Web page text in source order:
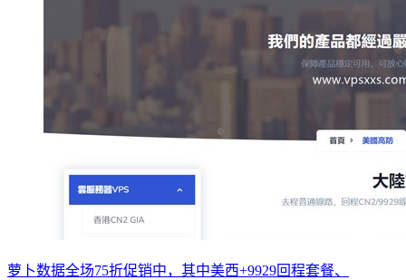
萝卜数据全场75折促销中，其中美西+9929回程套餐、